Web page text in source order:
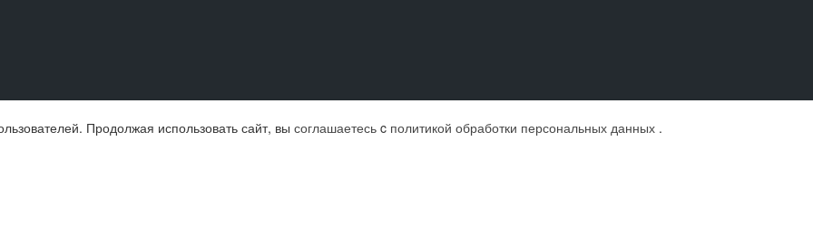
Продолжая использовать сайт, вы соглашаетесь c политикой обработки персональных данных .